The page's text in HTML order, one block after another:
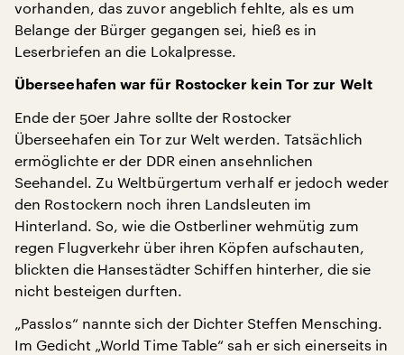
vorhanden, das zuvor angeblich fehlte, als es um
Belange der Bürger gegangen sei, hieß es in
Leserbriefen an die Lokalpresse.
Überseehafen war für Rostocker kein Tor zur Welt
Ende der 50er Jahre sollte der Rostocker
Überseehafen ein Tor zur Welt werden. Tatsächlich
ermöglichte er der DDR einen ansehnlichen
Seehandel. Zu Weltbürgertum verhalf er jedoch weder
den Rostockern noch ihren Landsleuten im
Hinterland. So, wie die Ostberliner wehmütig zum
regen Flugverkehr über ihren Köpfen aufschauten,
blickten die Hansestädter Schiffen hinterher, die sie
nicht besteigen durften.
„Passlos“ nannte sich der Dichter Steffen Mensching.
Im Gedicht „World Time Table“ sah er sich einerseits in